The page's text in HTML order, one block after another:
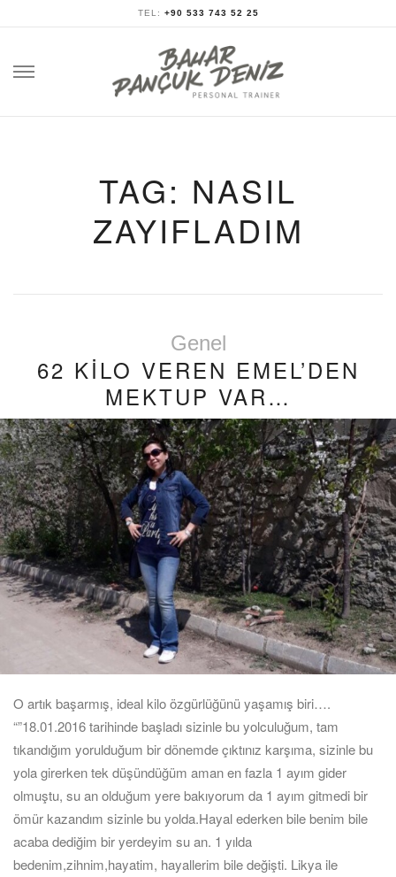
TEL: +90 533 743 52 25
TAG: NASIL
ZAYIFLADIM
Genel
62 KILO VEREN EMEL’DEN
MEKTUP VAR…
O artık başarmış, ideal kilo özgürlüğünü yaşamış biri….
“”18.01.2016 tarihinde başladı sizinle bu yolculuğum, tam
tıkandığım yorulduğum bir dönemde çıktınız karşıma, sizinle bu
yola girerken tek düşündüğüm aman en fazla 1 ayım gider
olmuştu, su an olduğum yere bakıyorum da 1 ayım gitmedi bir
ömür kazandım sizinle bu yolda.Hayal ederken bile benim bile
acaba dediğim bir yerdeyim su an. 1 yılda
bedenim,zihnim,hayatim, hayallerim bile değişti. Likya ile